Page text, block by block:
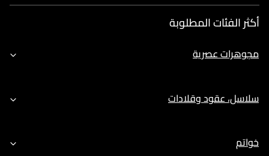
أكثر الفئات المطلوبة
مجوهرات عصرية
سلاسل، عقود وقلادات
خواتم